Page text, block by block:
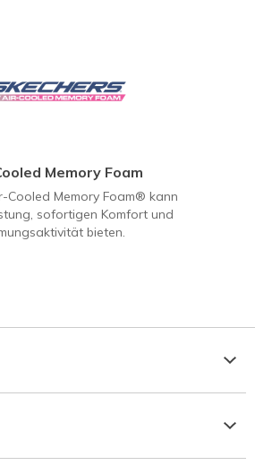
Memory Foam
Cooled Memory Foam® kann
sofortigen Komfort und
bieten.